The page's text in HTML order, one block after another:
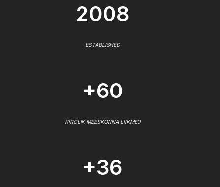
2008
ESTABLISHED
+60
KIRGLIK MEESKONNA LIIKMED
+36